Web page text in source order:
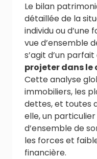
Le bilan
détaillée de la
individu ou d’une
vue d’ensemble
s’agit d’un
projeter dans le
Cette analyse
immobiliers, les
dettes, et toutes
elle, un
d’ensemble de
les forces et
financière.